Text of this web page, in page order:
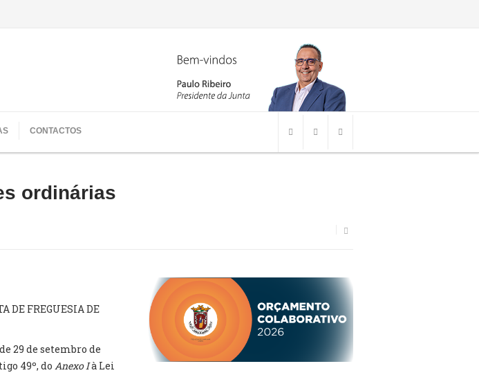
CONTACTOS
ordinárias
DE FREGUESIA DE
29 de setembro de
49º, do Anexo Ià Lei